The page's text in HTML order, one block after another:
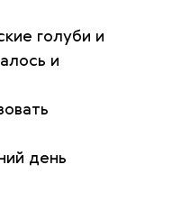
голуби и
и
день